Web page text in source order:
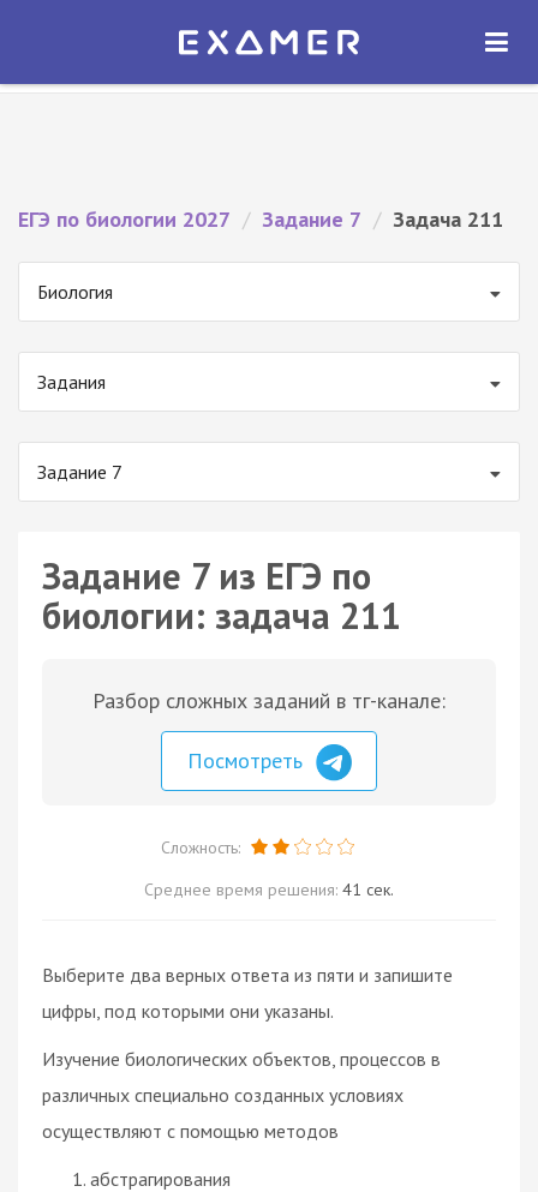
Экзамер — ЕГЭ 2027
ОТКРЫТЬ
ЕГЭ по биологии 2027 / Задание 7 / Задача 211
Биология
Задания
Задание 7
Задание 7 из ЕГЭ по
биологии: задача 211
Разбор сложных заданий в тг-канале:
Посмотреть
Сложность:
Среднее время решения: 41 сек.
Выберите два верных ответа из пяти и запишите
цифры, под которыми они указаны.
Изучение биологических объектов, процессов в
различных специально созданных условиях
осуществляют с помощью методов
абстрагирования